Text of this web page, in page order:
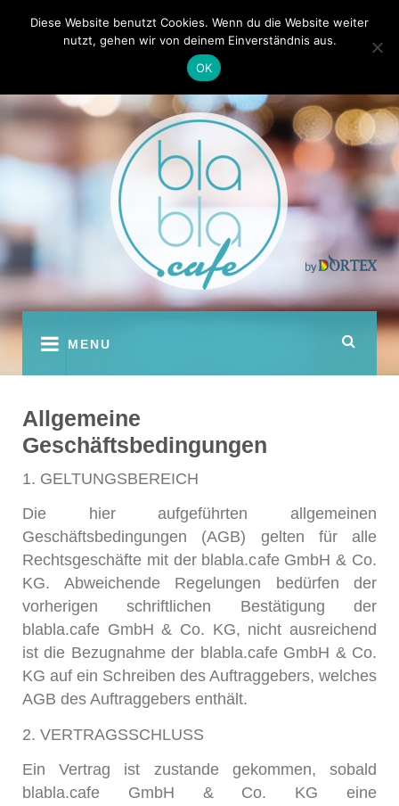
Kontakt Autoren
youtubefacebook
instagram
twitterpinterest
MENU
Allgemeine
Geschäftsbedingungen
1. GELTUNGSBEREICH
Die hier aufgeführten allgemeinen
Geschäftsbedingungen (AGB) gelten für alle
Rechtsgeschäfte mit der blabla.cafe GmbH & Co.
KG. Abweichende Regelungen bedürfen der
vorherigen schriftlichen Bestätigung der
blabla.cafe GmbH & Co. KG, nicht ausreichend
ist die Bezugnahme der blabla.cafe GmbH & Co.
KG auf ein Schreiben des Auftraggebers, welches
AGB des Auftraggebers enthält.
2. VERTRAGSSCHLUSS
Ein Vertrag ist zustande gekommen, sobald
blabla.cafe GmbH & Co. KG eine
Diese Website benutzt Cookies. Wenn du die Website weiter
nutzt, gehen wir von deinem Einverständnis aus.
OK